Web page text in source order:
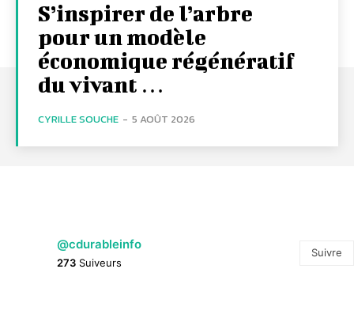
S’inspirer de l’arbre
pour un modèle
économique régénératif
du vivant …
CYRILLE SOUCHE - 5 AOÛT 2026
@cdurableinfo
273 Suiveurs
Suivre